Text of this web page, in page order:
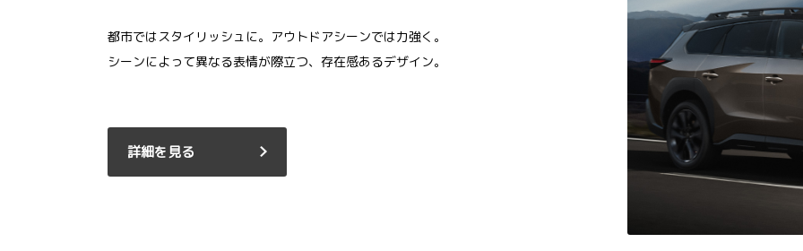
都市ではスタイリッシュに。アウトドアシーンでは力強く。
シーンによって異なる表情が際立つ、存在感あるデザイン。
詳細を見る